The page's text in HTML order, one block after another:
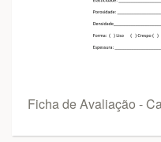
Ficha de Avaliação -